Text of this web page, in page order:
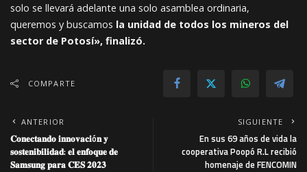
solo se llevará adelante una solo asamblea ordinaria,
queremos y buscamos la unidad de todos los mineros del
sector de Potosí», finalizó.
COMPARTE
ANTERIOR
𝐂𝐨𝐧𝐞𝐜𝐭𝐚𝐧𝐝𝐨 𝐢𝐧𝐧𝐨𝐯𝐚𝐜𝐢ó𝐧 𝐲
𝐬𝐨𝐬𝐭𝐞𝐧𝐢𝐛𝐢𝐥𝐢𝐝𝐚𝐝: 𝐞𝐥 𝐞𝐧𝐟𝐨𝐪𝐮𝐞 𝐝𝐞
𝐒𝐚𝐦𝐬𝐮𝐧𝐠 𝐩𝐚𝐫𝐚 𝐂𝐄𝐒 𝟐𝟎𝟐𝟑
SIGUIENTE
En sus 69 años de vida la
cooperativa Poopó R.L recibió
homenaje de FENCOMIN